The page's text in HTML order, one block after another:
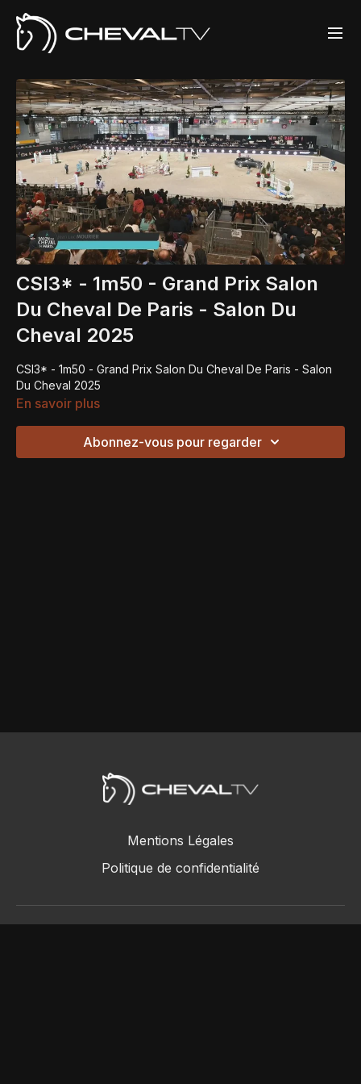
CSI3* - 1m50 - Grand Prix Salon
Du Cheval De Paris - Salon Du
Cheval 2025
CSI3* - 1m50 - Grand Prix Salon Du Cheval De Paris - Salon
Du Cheval 2025
En savoir plus
Abonnez-vous pour regarder
Mentions Légales
Politique de confidentialité